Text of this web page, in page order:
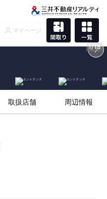
マイページ メニュー
1/18
取扱店舗 周辺情報